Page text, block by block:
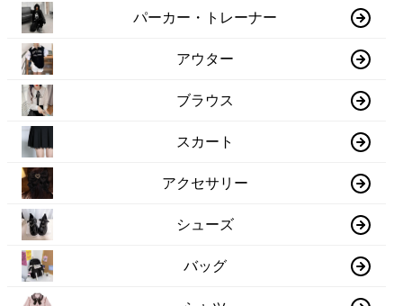
パーカー・トレーナー
アウター
ブラウス
スカート
アクセサリー
シューズ
バッグ